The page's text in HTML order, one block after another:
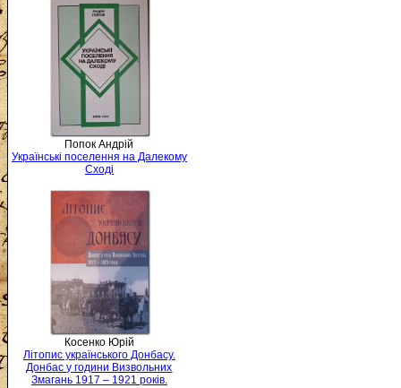
Попок Андрій
Українські поселення на Далекому
Сході
Косенко Юрій
Літопис українського Донбасу.
Донбас у години Визвольних
Змагань 1917 – 1921 років.